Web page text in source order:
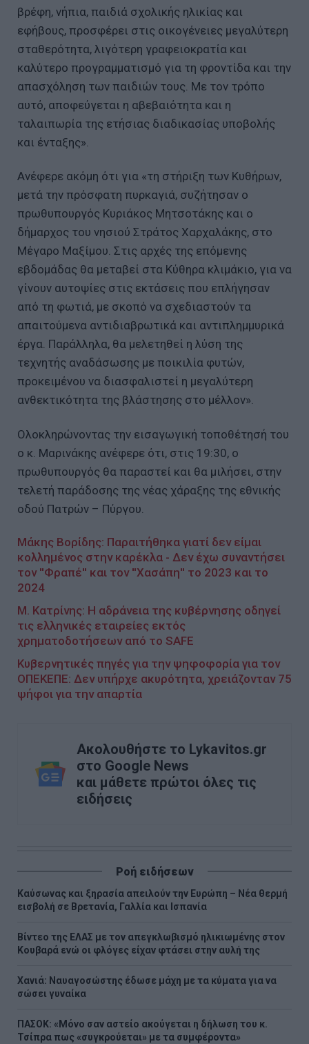
βρέφη, νήπια, παιδιά σχολικής ηλικίας και
εφήβους, προσφέρει στις οικογένειες μεγαλύτερη
σταθερότητα, λιγότερη γραφειοκρατία και
καλύτερο προγραμματισμό για τη φροντίδα και την
απασχόληση των παιδιών τους. Με τον τρόπο
αυτό, αποφεύγεται η αβεβαιότητα και η
ταλαιπωρία της ετήσιας διαδικασίας υποβολής
και ένταξης».
Ανέφερε ακόμη ότι για «τη στήριξη των Κυθήρων,
μετά την πρόσφατη πυρκαγιά, συζήτησαν ο
πρωθυπουργός Κυριάκος Μητσοτάκης και ο
δήμαρχος του νησιού Στράτος Χαρχαλάκης, στο
Μέγαρο Μαξίμου. Στις αρχές της επόμενης
εβδομάδας θα μεταβεί στα Κύθηρα κλιμάκιο, για να
γίνουν αυτοψίες στις εκτάσεις που επλήγησαν
από τη φωτιά, με σκοπό να σχεδιαστούν τα
απαιτούμενα αντιδιαβρωτικά και αντιπλημμυρικά
έργα. Παράλληλα, θα μελετηθεί η λύση της
τεχνητής αναδάσωσης με ποικιλία φυτών,
προκειμένου να διασφαλιστεί η μεγαλύτερη
ανθεκτικότητα της βλάστησης στο μέλλον».
Ολοκληρώνοντας την εισαγωγική τοποθέτησή του
ο κ. Μαρινάκης ανέφερε ότι, στις 19:30, ο
πρωθυπουργός θα παραστεί και θα μιλήσει, στην
τελετή παράδοσης της νέας χάραξης της εθνικής
οδού Πατρών – Πύργου.
Μάκης Βορίδης: Παραιτήθηκα γιατί δεν είμαι
κολλημένος στην καρέκλα - Δεν έχω συναντήσει
τον ''Φραπέ'' και τον ''Χασάπη'' το 2023 και το
2024
Μ. Κατρίνης: Η αδράνεια της κυβέρνησης οδηγεί
τις ελληνικές εταιρείες εκτός
χρηματοδοτήσεων από το SAFE
Κυβερνητικές πηγές για την ψηφοφορία για τον
ΟΠΕΚΕΠΕ: Δεν υπήρχε ακυρότητα, χρειάζονταν 75
ψήφοι για την απαρτία
Ακολουθήστε το Lykavitos.gr
στο Google News
και μάθετε πρώτοι όλες τις
ειδήσεις
Ροή ειδήσεων
Καύσωνας και ξηρασία απειλούν την Ευρώπη – Νέα θερμή
εισβολή σε Βρετανία, Γαλλία και Ισπανία
Βίντεο της ΕΛΑΣ με τον απεγκλωβισμό ηλικιωμένης στον
Κουβαρά ενώ οι φλόγες είχαν φτάσει στην αυλή της
Χανιά: Ναυαγοσώστης έδωσε μάχη με τα κύματα για να
σώσει γυναίκα
ΠΑΣΟΚ: «Μόνο σαν αστείο ακούγεται η δήλωση του κ.
Τσίπρα πως «συγκρούεται» με τα συμφέροντα»